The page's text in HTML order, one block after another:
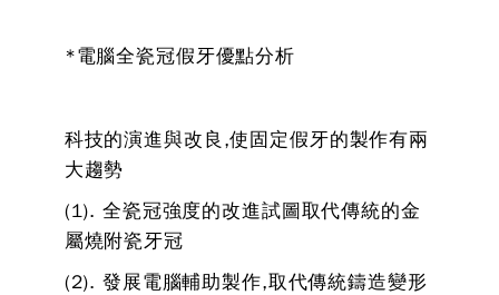
*電腦全瓷冠假牙優點分析
科技的演進與改良,使固定假牙的製作有兩
大趨勢
(1). 全瓷冠強度的改進試圖取代傳統的金
屬燒附瓷牙冠
(2). 發展電腦輔助製作,取代傳統鑄造變形